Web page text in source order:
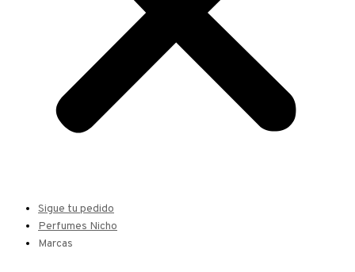
Sigue tu pedido
Perfumes Nicho
Marcas